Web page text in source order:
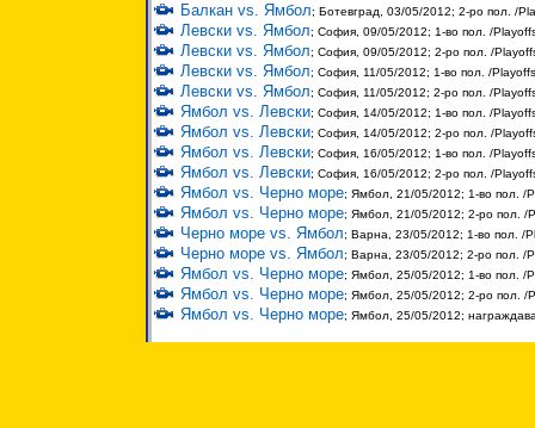
Балкан vs. Ямбол; Ботевград, 03/05/2012; 2-ро пол. /
Левски vs. Ямбол; София, 09/05/2012; 1-во пол. /
Левски vs. Ямбол; София, 09/05/2012; 2-ро пол. /
Левски vs. Ямбол; София, 11/05/2012; 1-во пол. /
Левски vs. Ямбол; София, 11/05/2012; 2-ро пол. /
Ямбол vs. Левски; София, 14/05/2012; 1-во пол. /
Ямбол vs. Левски; София, 14/05/2012; 2-ро пол. /
Ямбол vs. Левски; София, 16/05/2012; 1-во пол. /
Ямбол vs. Левски; София, 16/05/2012; 2-ро пол. /
Ямбол vs. Черно море; Ямбол, 21/05/2012; 1-во пол. /
Ямбол vs. Черно море; Ямбол, 21/05/2012; 2-ро пол. /
Черно море vs. Ямбол; Варна, 23/05/2012; 1-во пол. /
Черно море vs. Ямбол; Варна, 23/05/2012; 2-ро пол. /
Ямбол vs. Черно море; Ямбол, 25/05/2012; 1-во пол. /
Ямбол vs. Черно море; Ямбол, 25/05/2012; 2-ро пол. /
Ямбол vs. Черно море; Ямбол, 25/05/2012;